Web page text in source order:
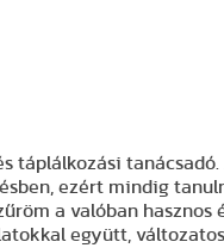
táplálkozási tanácsadó.
ezért mindig
a valóban
együtt,